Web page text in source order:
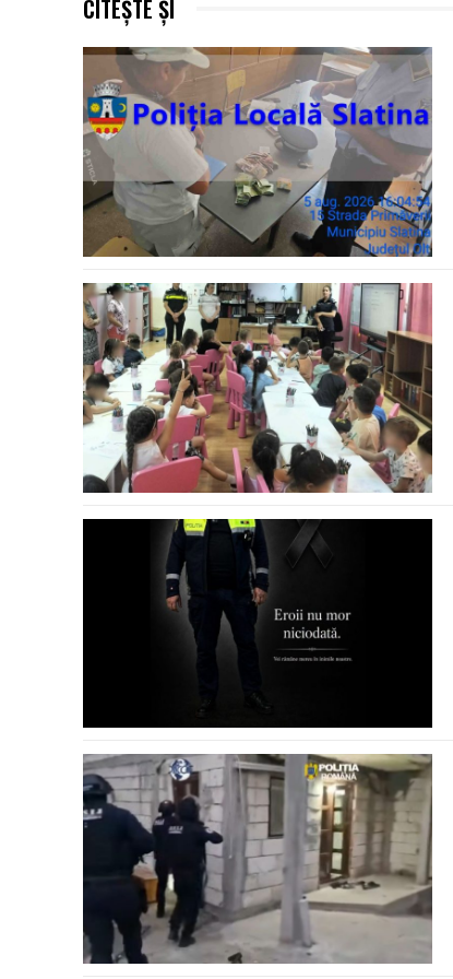
CITEȘTE ȘI